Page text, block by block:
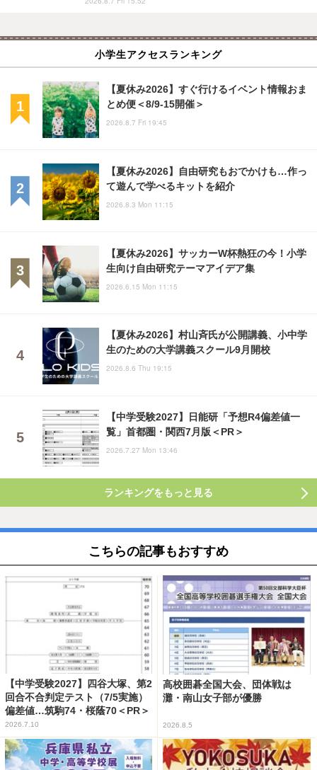
小学生アクセスランキング
【夏休み2026】すぐ行けるイベント情報おま
とめ便＜8/9-15開催＞
2026.8.7 Fri 19:45
【夏休み2026】自由研究もおでかけも…作っ
て遊んで学べるキットを紹介
2026.8.3 Mon 11:15
【夏休み2026】サッカーW杯熱狂の今！小学
生向け自由研究テーマアイデア集
2026.6.15 Mon 11:15
【夏休み2026】村山斉氏が公開講義、小中学
生のための大学講義スクール9月開校
2026.8.6 Thu 19:15
【中学受験2027】日能研「予想R4偏差値一
覧」首都圏・関西7月版＜PR＞
2026.7.27 Mon 13:46
ランキングをもっと見る
こちらの記事もおすすめ
【中学受験2027】四谷大塚、第2
回合不合判定テスト（7/5実施）
偏差値…筑駒74・桜蔭70＜PR＞
2026.7.10
高校囲碁全国大会、団体戦は
灘・南山女子部が優勝
2026.8.5